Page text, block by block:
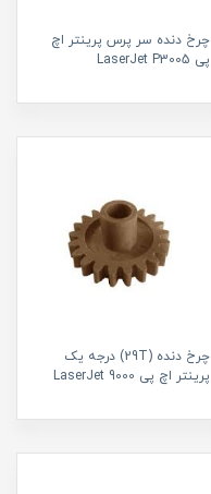
چرخ دنده سر پرس پرینتر اچ
پی LaserJet P3005
چرخ دنده (29T) درجه یک
پرینتر اچ پی LaserJet 9000